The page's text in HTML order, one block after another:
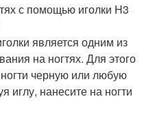
с помощью иголки H3
является одним из
на ногтях. Для этого
черную или любую
иглу, нанесите на ногти